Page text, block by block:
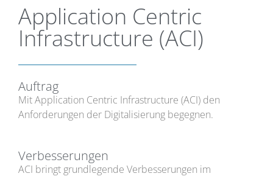
Application Centric
Infrastructure (ACI)
Auftrag
Mit Application Centric Infrastructure (ACI) den
Anforderungen der Digitalisierung begegnen.
Verbesserungen
ACI bringt grundlegende Verbesserungen im